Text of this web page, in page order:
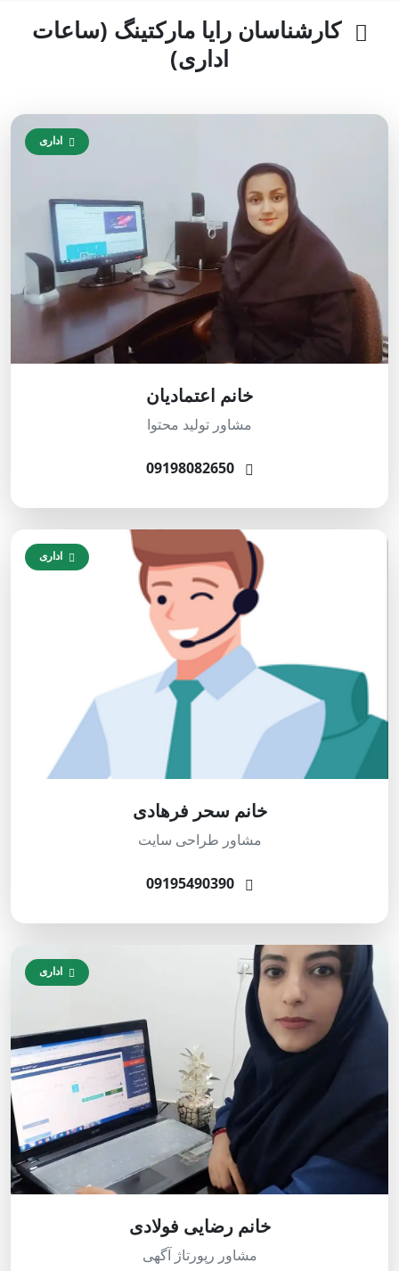
کارشناسان رایا مارکتینگ (ساعات
اداری)
اداری
خانم اعتمادیان
مشاور تولید محتوا
09198082650
اداری
خانم سحر فرهادی
مشاور طراحی سایت
09195490390
اداری
خانم رضایی فولادی
مشاور رپورتاژ آگهی